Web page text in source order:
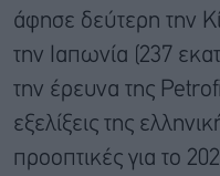
άφησε δεύτερη την
την Ιαπωνία (237
την έρευνα της
εξελίξεις της
προοπτικές για το